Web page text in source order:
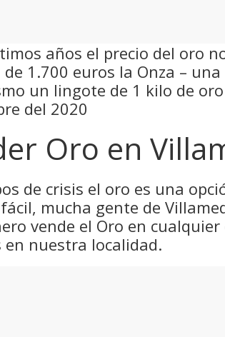
años el precio del oro
1.700 euros la Onza –
un lingote de 1 kilo de
del 2020
Oro en
de crisis el oro es una
mucha gente de
vende el Oro en
en nuestra localidad.